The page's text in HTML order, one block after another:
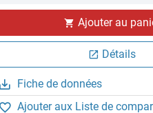
Ajouter au
Détails
Fiche de données
Ajouter aux Liste de